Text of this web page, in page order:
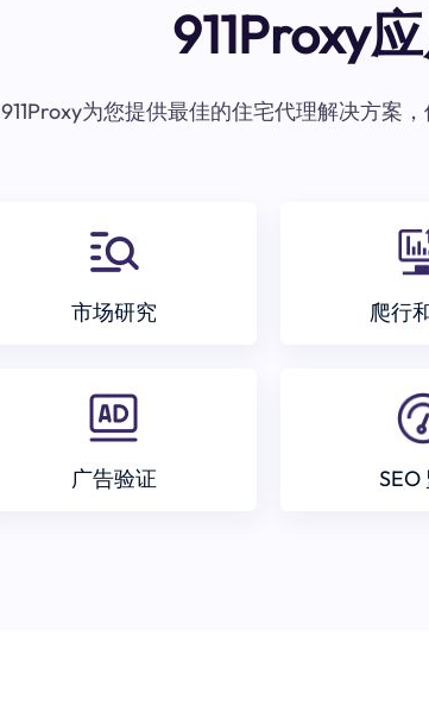
911Proxy
911Proxy为您提供最佳的住宅代理解决方案
市场研究 爬行
广告验证 SEO